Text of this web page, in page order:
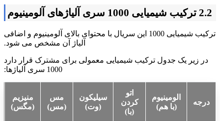
2.2 ترکیب شیمیایی 1000 سری آلیاژهای آلومینیوم
ترکیب شیمیایی 1000 این سریال با محتوای بالای آلومینیوم و اضافی
آلیاژ آن مشخص می شود.
در زیر یک جدول ترکیب شیمیایی معمولی برای مشترک قرار دارد
1000 سری آلیاژها:
درجه
الومینیوم
(با هم)
اتو
کردن
(با)
سیلیکون
(وت)
مس
(مس)
منیزیم
(مگس)